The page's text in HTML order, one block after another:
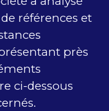
références et
près
ci-dessous